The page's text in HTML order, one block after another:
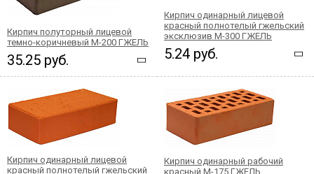
Кирпич полуторный лицевой
темно-коричневый М-200 ГЖЕЛЬ
35.25 руб.
Кирпич одинарный лицевой
красный полнотелый гжельский
эксклюзив М-300 ГЖЕЛЬ
5.24 руб.
Кирпич одинарный лицевой
красный полнотелый гжельский
Кирпич одинарный рабочий
красный М-175 ГЖЕЛЬ